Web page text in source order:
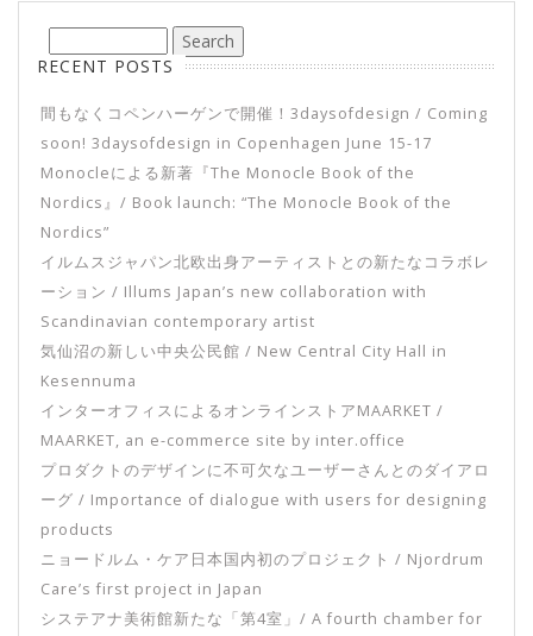
RECENT POSTS
間もなくコペンハーゲンで開催！3daysofdesign / Coming
soon! 3daysofdesign in Copenhagen June 15-17
Monocleによる新著『The Monocle Book of the
Nordics』/ Book launch: “The Monocle Book of the
Nordics”
イルムスジャパン北欧出身アーティストとの新たなコラボレ
ーション / Illums Japan’s new collaboration with
Scandinavian contemporary artist
気仙沼の新しい中央公民館 / New Central City Hall in
Kesennuma
インターオフィスによるオンラインストアMAARKET /
MAARKET, an e-commerce site by inter.office
プロダクトのデザインに不可欠なユーザーさんとのダイアロ
ーグ / Importance of dialogue with users for designing
products
ニョードルム・ケア日本国内初のプロジェクト / Njordrum
Care’s first project in Japan
システアナ美術館新たな「第4室」/ A fourth chamber for